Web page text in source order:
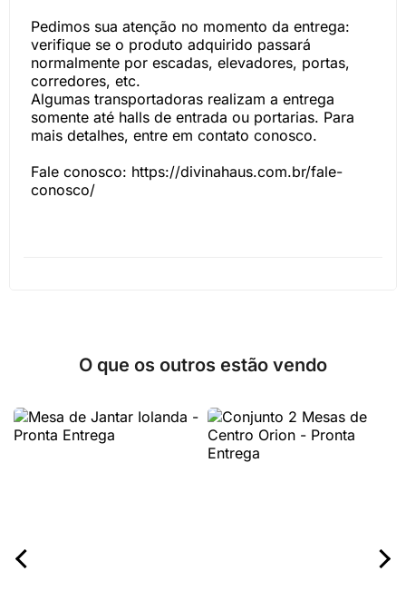
Pedimos sua atenção no momento da entrega:
verifique se o produto adquirido passará
normalmente por escadas, elevadores, portas,
corredores, etc.
Algumas transportadoras realizam a entrega
somente até halls de entrada ou portarias. Para
mais detalhes, entre em contato conosco.
Fale conosco: https://divinahaus.com.br/fale-
conosco/
O que os outros estão vendo